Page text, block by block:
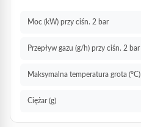
Moc (kW) przy ciśn. 2 bar
Przepływ gazu (g/h) przy ciśn. 2 bar
Maksymalna temperatura grota (°C)
Ciężar (g)